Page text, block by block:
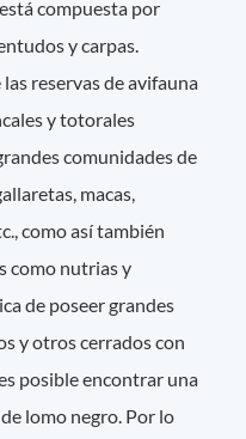
compuesta por
y carpas.
reservas de avifauna
y totorales
comunidades de
macas,
como así también
como nutrias y
de poseer grandes
y otros cerrados con
posible encontrar una
lomo negro. Por lo